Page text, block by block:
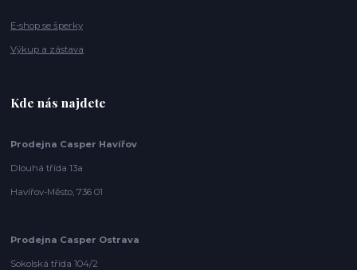
E-shop se šperky
Výkup a zástava
Kde nás najdete
Prodejna Casper Havířov
Dlouhá třída 13a
Havířov-Město, 736 01
Prodejna Casper Ostrava
Sokolská třída 104/2